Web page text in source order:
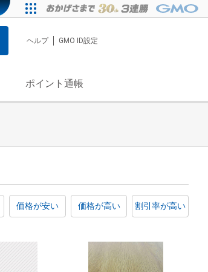
ヘルプ GMO ID設定
ポイント通帳
価格が安い 価格が高い 割引率が高い